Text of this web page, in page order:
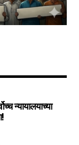
न्यायालयाच्या